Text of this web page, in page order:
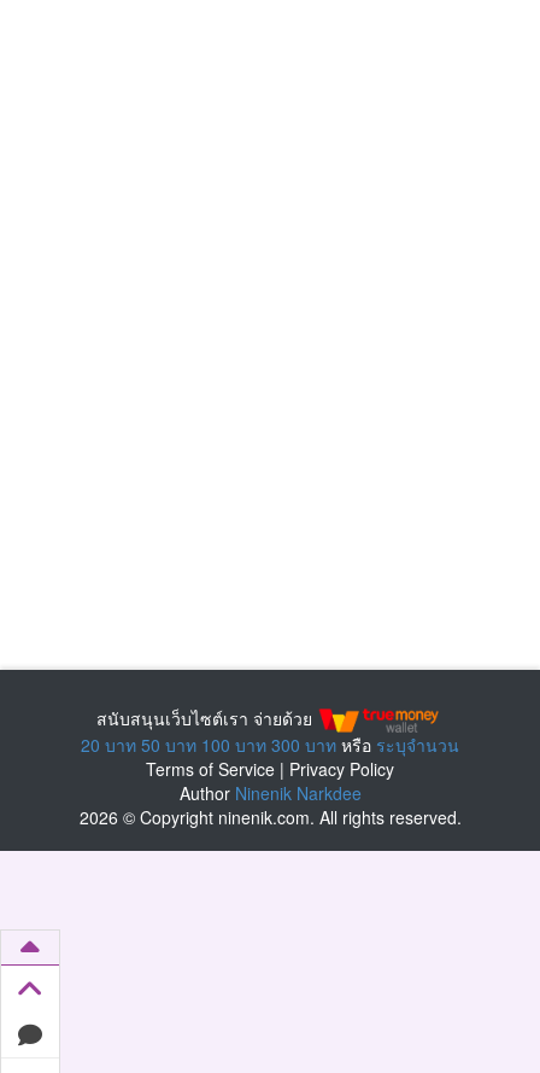
สนับสนุนเว็บไซต์เรา จ่ายด้วย
20 บาท 50 บาท 100 บาท 300 บาท หรือ ระบุจำนวน
Terms of Service | Privacy Policy
Author Ninenik Narkdee
2026 © Copyright ninenik.com. All rights reserved.